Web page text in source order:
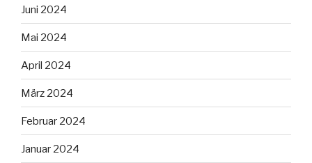
Juni 2024
Mai 2024
April 2024
März 2024
Februar 2024
Januar 2024